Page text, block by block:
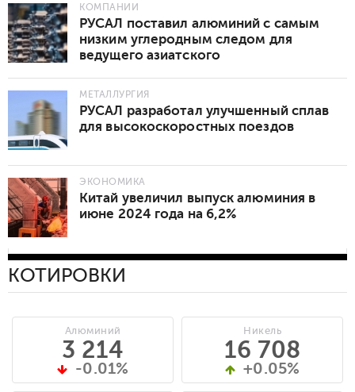
КОМПАНИИ
РУСАЛ поставил алюминий с самым
низким углеродным следом для
ведущего азиатского
МЕТАЛЛУРГИЯ
РУСАЛ разработал улучшенный сплав
для высокоскоростных поездов
ЭКОНОМИКА
Китай увеличил выпуск алюминия в
июне 2024 года на 6,2%
КОТИРОВКИ
Алюминий
3 214
-0.01%
Никель
16 708
+0.05%